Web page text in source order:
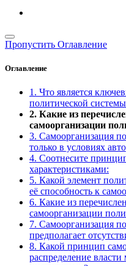
Пропустить Оглавление
Оглавление
1. Что является
политической
2. Какие из
самоорганизации
3. Самоорганизация
только в условиях
4. Соотнесите
характеристиками:
5. Какой элемент
её способность к
6. Какие из
самоорганизации
7. Самоорганизация
предполагает
8. Какой принцип
распределение